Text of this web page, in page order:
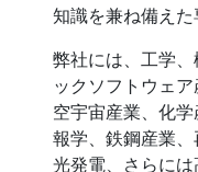
知識を兼ね備えた
弊社には、工学
ックソフトウェ
空宇宙産業、化
報学、鉄鋼産業
光発電、さらに